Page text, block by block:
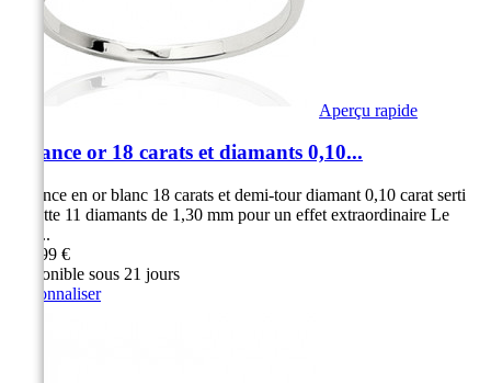
Aperçu rapide
Alliance or 18 carats et diamants 0,10...
Alliance en or blanc 18 carats et demi-tour diamant 0,10 carat serti
barrette 11 diamants de 1,30 mm pour un effet extraordinaire Le
serti...
799,99 €
Disponible sous 21 jours
Personnaliser